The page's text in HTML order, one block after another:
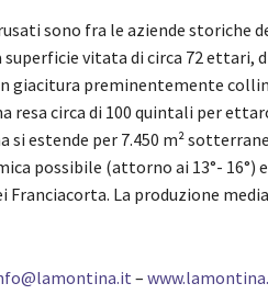
sono fra le aziende storiche
superficie vitata di circa 72 ettari,
giacitura preminentemente
resa circa di 100 quintali per
si estende per 7.450 m²
possibile (attorno ai 13°- 16°)
La produzione media
–